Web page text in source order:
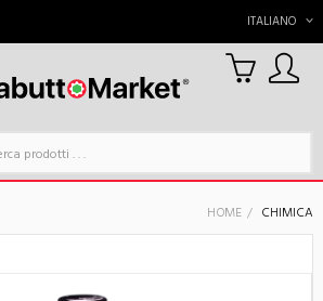
ITALIANO
0
Carrello
HOME CHIMICA